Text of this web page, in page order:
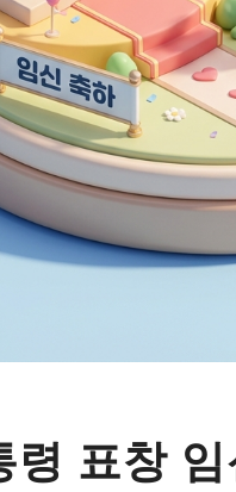
령 표창